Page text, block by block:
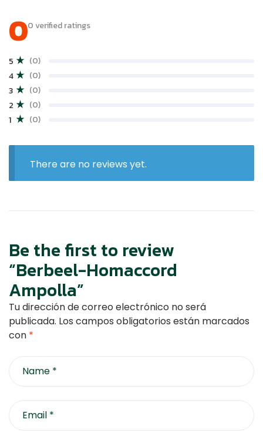
00 verified ratings
1 (0)
2 (0)
3 (0)
4 (0)
5 (0)
There are no reviews yet.
Be the first to review
“Berbeel-Homaccord
Ampolla”
Tu dirección de correo electrónico no será
publicada. Los campos obligatorios están marcados
con *